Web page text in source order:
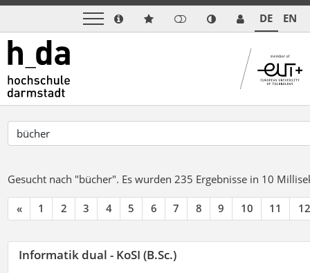
DE EN
Gesucht nach "bücher". Es wurden 235 Ergebnisse in 10
« 1 2 3 4 5 6 7 8 9 10 11 12
Informatik dual - KoSI (B.Sc.)